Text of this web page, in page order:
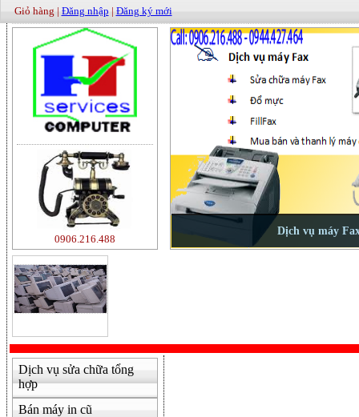
Giỏ hàng | Đăng nhập | Đăng ký mới
0906.216.488
Dịch vụ sửa chữa tổng
hợp
Bán máy in cũ